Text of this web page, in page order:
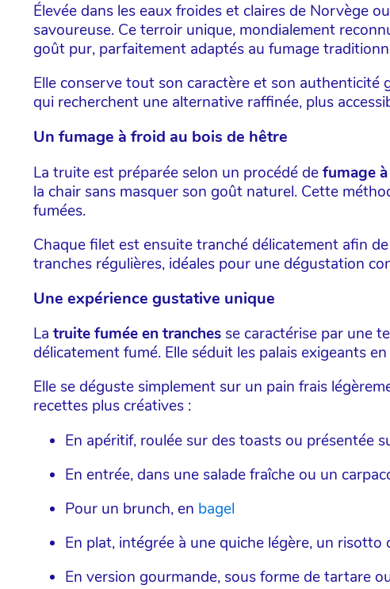
Élevée dans les eaux froides et claires de Norvège
savoureuse. Ce terroir unique, mondialement
goût pur, parfaitement adaptés au fumage
Elle conserve tout son caractère et son authenticité
qui recherchent une alternative raffinée, plus
Un fumage à froid au bois de hêtre
La truite est préparée selon un procédé defumage
la chair sans masquer son goût naturel. Cette
fumées.
Chaque filet est ensuite tranché délicatement afin
tranches régulières, idéales pour une dégustation
Une expérience gustative unique
La truite fumée en tranches se caractérise par une
délicatement fumé. Elle séduit les palais exigeants
Elle se déguste simplement sur un pain frais
recettes plus créatives :
En apéritif, roulée sur des toasts ou présentée
En entrée, dans une salade fraîche ou un
Pour un brunch, en bagel
En plat, intégrée à une quiche légère, un risotto
En version gourmande, sous forme de tartare